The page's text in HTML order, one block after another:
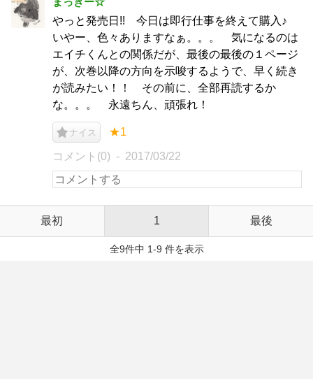
やっと発売日!! 今日は即行仕事を終えて購入♪
いやー、色々ありますなぁ。。。 気になるのは
エイチくんとの関係だが、最後の最後の１ページ
が、次巻以降の方向を示唆するようで、早く続き
が読みたい！！ その前に、全部再読するか
な。。。 永遠ちん、頑張れ！
ナイス ★1
コメント(0) 2017/03/22
最初 1 最後
全9件中 1-9 件を表示